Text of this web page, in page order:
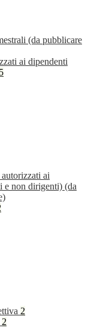
(da pubblicare
ai dipendenti
5
ai
e non dirigenti) (da
2
2